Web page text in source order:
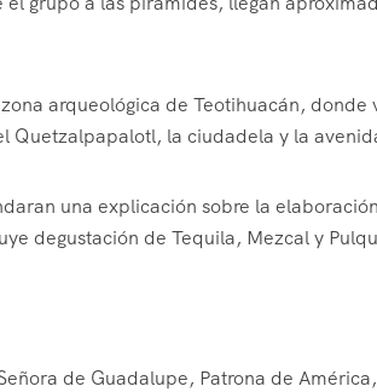
arqueológica de Teotihuacán, donde
Quetzalpapalotl, la ciudadela y la
una explicación sobre la
degustación de Tequila, Mezcal y
de Guadalupe, Patrona de